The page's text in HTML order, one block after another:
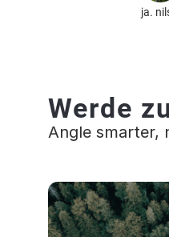
ja.
Werde
Angle smarter,